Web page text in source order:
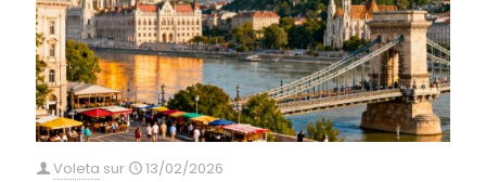
Voleta sur 13/02/2026